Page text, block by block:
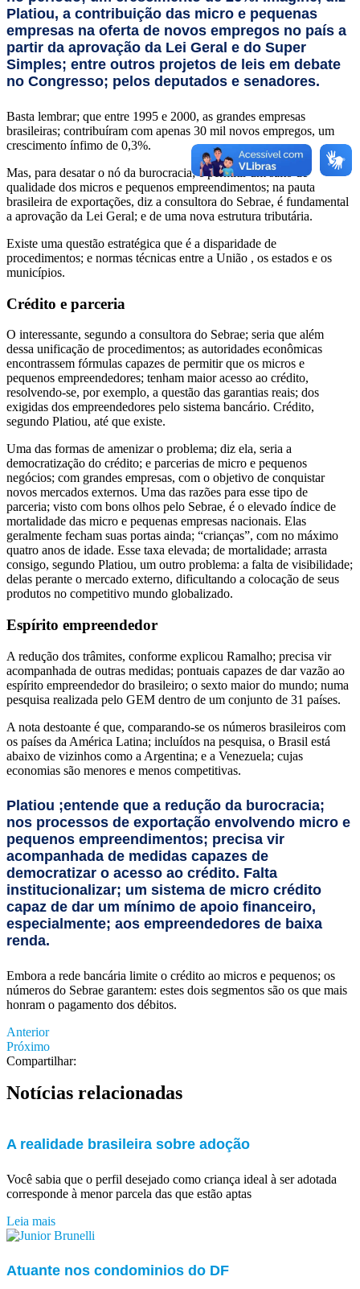
Platiou, a contribuição das micro e pequenas
empresas na oferta de novos empregos no país a
partir da aprovação da Lei Geral e do Super
Simples; entre outros projetos de leis em debate
no Congresso; pelos deputados e senadores.
Basta lembrar; que entre 1995 e 2000, as grandes empresas
brasileiras; contribuíram com apenas 30 mil novos empregos, um
crescimento ínfimo de 0,3%.
Mas, para desatar o nó da burocracia; e permitir um salto de
qualidade dos micros e pequenos empreendimentos; na pauta
brasileira de exportações, diz a consultora do Sebrae, é fundamental
a aprovação da Lei Geral; e de uma nova estrutura tributária.
Existe uma questão estratégica que é a disparidade de
procedimentos; e normas técnicas entre a União , os estados e os
municípios.
Crédito e parceria
O interessante, segundo a consultora do Sebrae; seria que além
dessa unificação de procedimentos; as autoridades econômicas
encontrassem fórmulas capazes de permitir que os micros e
pequenos empreendedores; tenham maior acesso ao crédito,
resolvendo-se, por exemplo, a questão das garantias reais; dos
exigidas dos empreendedores pelo sistema bancário. Crédito,
segundo Platiou, até que existe.
Uma das formas de amenizar o problema; diz ela, seria a
democratização do crédito; e parcerias de micro e pequenos
negócios; com grandes empresas, com o objetivo de conquistar
novos mercados externos. Uma das razões para esse tipo de
parceria; visto com bons olhos pelo Sebrae, é o elevado índice de
mortalidade das micro e pequenas empresas nacionais. Elas
geralmente fecham suas portas ainda; “crianças”, com no máximo
quatro anos de idade. Esse taxa elevada; de mortalidade; arrasta
consigo, segundo Platiou, um outro problema: a falta de visibilidade;
delas perante o mercado externo, dificultando a colocação de seus
produtos no competitivo mundo globalizado.
Espírito empreendedor
A redução dos trâmites, conforme explicou Ramalho; precisa vir
acompanhada de outras medidas; pontuais capazes de dar vazão ao
espírito empreendedor do brasileiro; o sexto maior do mundo; numa
pesquisa realizada pelo GEM dentro de um conjunto de 31 países.
A nota destoante é que, comparando-se os números brasileiros com
os países da América Latina; incluídos na pesquisa, o Brasil está
abaixo de vizinhos como a Argentina; e a Venezuela; cujas
economias são menores e menos competitivas.
Platiou ;entende que a redução da burocracia;
nos processos de exportação envolvendo micro e
pequenos empreendimentos; precisa vir
acompanhada de medidas capazes de
democratizar o acesso ao crédito. Falta
institucionalizar; um sistema de micro crédito
capaz de dar um mínimo de apoio financeiro,
especialmente; aos empreendedores de baixa
renda.
Embora a rede bancária limite o crédito ao micros e pequenos; os
números do Sebrae garantem: estes dois segmentos são os que mais
honram o pagamento dos débitos.
Anterior
Próximo
Compartilhar:
Notícias relacionadas
A realidade brasileira sobre adoção
Você sabia que o perfil desejado como criança ideal à ser adotada
corresponde à menor parcela das que estão aptas
Leia mais
Atuante nos condominios do DF